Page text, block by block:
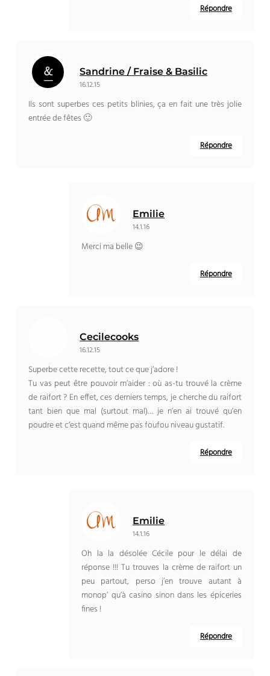
Répondre
Sandrine / Fraise & Basilic
16.12.15
Ils sont superbes ces petits blinies, ça en fait une très jolie
entrée de fêtes 🙂
Répondre
Emilie
14.1.16
Merci ma belle 😉
Répondre
Cecilecooks
16.12.15
Superbe cette recette, tout ce que j’adore !
Tu vas peut être pouvoir m’aider : où as-tu trouvé la crème
de raifort ? En effet, ces derniers temps, je cherche du raifort
tant bien que mal (surtout mal)… je n’en ai trouvé qu’en
poudre et c’est quand même pas foufou niveau gustatif.
Répondre
Emilie
14.1.16
Oh la la désolée Cécile pour le délai de
réponse !!! Tu trouves la crème de raifort un
peu partout, perso j’en trouve autant à
monop’ qu’à casino sinon dans les épiceries
fines !
Répondre